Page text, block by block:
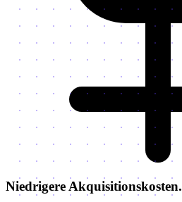
Niedrigere Akquisitionskosten.